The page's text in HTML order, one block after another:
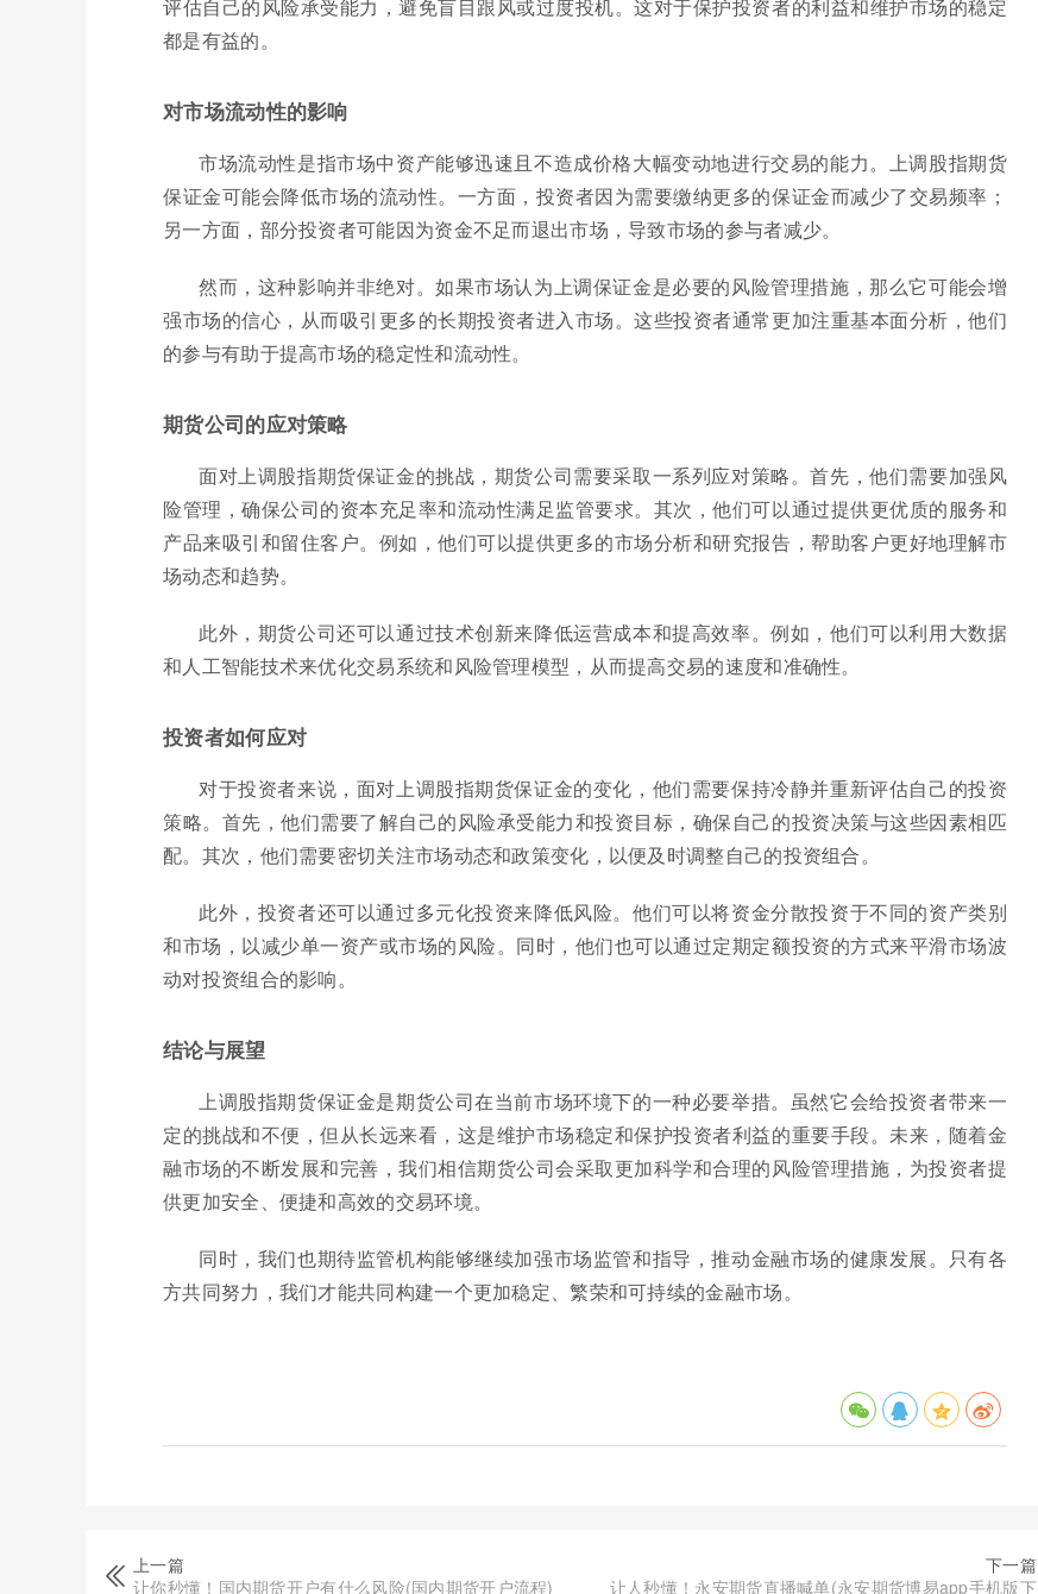
评估自己的风险承受能力，避免盲目跟风或过度投机。这对于保护投资者的利益和维护市场的稳定
都是有益的。
对市场流动性的影响
市场流动性是指市场中资产能够迅速且不造成价格大幅变动地进行交易的能力。上调股指期货
保证金可能会降低市场的流动性。一方面，投资者因为需要缴纳更多的保证金而减少了交易频率；
另一方面，部分投资者可能因为资金不足而退出市场，导致市场的参与者减少。
然而，这种影响并非绝对。如果市场认为上调保证金是必要的风险管理措施，那么它可能会增
强市场的信心，从而吸引更多的长期投资者进入市场。这些投资者通常更加注重基本面分析，他们
的参与有助于提高市场的稳定性和流动性。
期货公司的应对策略
面对上调股指期货保证金的挑战，期货公司需要采取一系列应对策略。首先，他们需要加强风
险管理，确保公司的资本充足率和流动性满足监管要求。其次，他们可以通过提供更优质的服务和
产品来吸引和留住客户。例如，他们可以提供更多的市场分析和研究报告，帮助客户更好地理解市
场动态和趋势。
此外，期货公司还可以通过技术创新来降低运营成本和提高效率。例如，他们可以利用大数据
和人工智能技术来优化交易系统和风险管理模型，从而提高交易的速度和准确性。
投资者如何应对
对于投资者来说，面对上调股指期货保证金的变化，他们需要保持冷静并重新评估自己的投资
策略。首先，他们需要了解自己的风险承受能力和投资目标，确保自己的投资决策与这些因素相匹
配。其次，他们需要密切关注市场动态和政策变化，以便及时调整自己的投资组合。
此外，投资者还可以通过多元化投资来降低风险。他们可以将资金分散投资于不同的资产类别
和市场，以减少单一资产或市场的风险。同时，他们也可以通过定期定额投资的方式来平滑市场波
动对投资组合的影响。
结论与展望
上调股指期货保证金是期货公司在当前市场环境下的一种必要举措。虽然它会给投资者带来一
定的挑战和不便，但从长远来看，这是维护市场稳定和保护投资者利益的重要手段。未来，随着金
融市场的不断发展和完善，我们相信期货公司会采取更加科学和合理的风险管理措施，为投资者提
供更加安全、便捷和高效的交易环境。
同时，我们也期待监管机构能够继续加强市场监管和指导，推动金融市场的健康发展。只有各
方共同努力，我们才能共同构建一个更加稳定、繁荣和可持续的金融市场。
上一篇
让你秒懂！国内期货开户有什么风险(国内期货开户流程)
下一篇
让人秒懂！永安期货直播喊单(永安期货博易app手机版下